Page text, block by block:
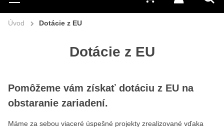
Hľadať
Menu Prihlásiť sa
0 €
Úvod Dotácie z EU
Dotácie z EU
Pomôžeme vám získať dotáciu z EU na
obstaranie zariadení.
Máme za sebou viaceré úspešné projekty zrealizované vďaka